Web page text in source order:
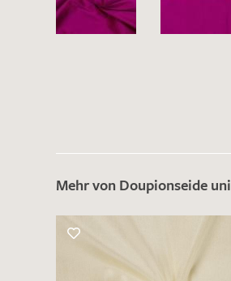
Mehr von Doupionseide uni